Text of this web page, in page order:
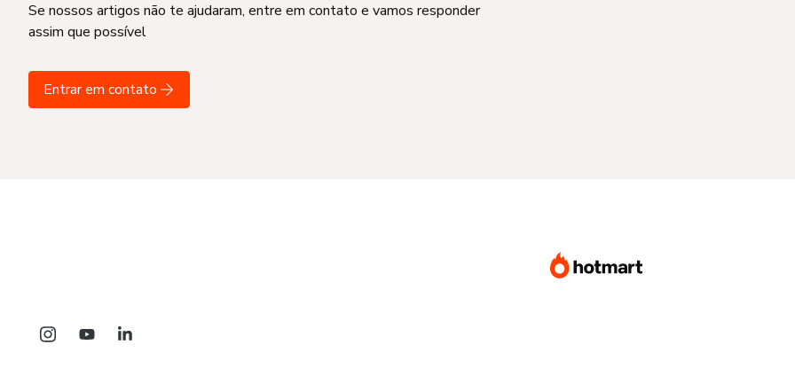
Se nossos artigos não te ajudaram, entre em contato e vamos responder
assim que possível
Entrar em contato